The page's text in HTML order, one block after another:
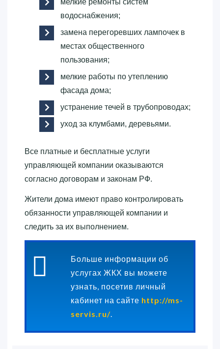
водоснабжения;
замена перегоревших лампочек в
местах общественного
пользования;
мелкие работы по утеплению
фасада дома;
устранение течей в трубопроводах;
уход за клумбами, деревьями.
Все платные и бесплатные услуги
управляющей компании оказываются
согласно договорам и законам РФ.
Жители дома имеют право контролировать
обязанности управляющей компании и
следить за их выполнением.
Больше информации об
услугах ЖКХ вы можете
узнать, посетив личный
кабинет на сайте http://ms-
servis.ru/